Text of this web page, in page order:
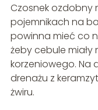
Czosnek ozdobny
pojemnikach na
powinna mieć co
żeby cebule
korzeniowego. Na
drenażu z
żwiru.